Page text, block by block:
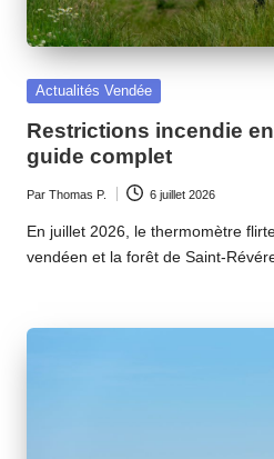
Posted
Actualités Vendée
Restrictions incendie
guide complet
Ecrit
par
Par Thomas P. 6 juillet 2026
En juillet 2026, le thermomètre
vendéen et la forêt de Saint-